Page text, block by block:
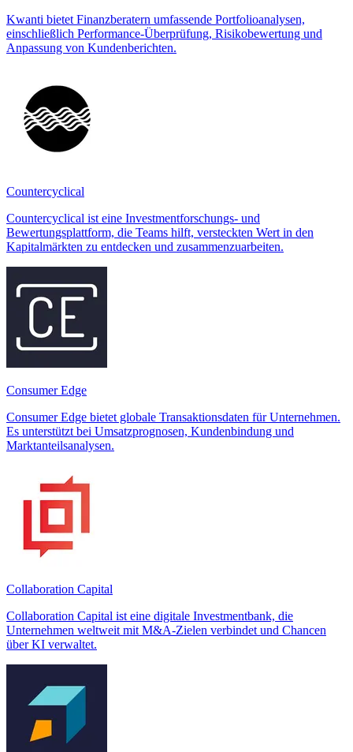
Kwanti bietet Finanzberatern umfassende Portfolioanalysen,
einschließlich Performance-Überprüfung, Risikobewertung und
Anpassung von Kundenberichten.
Countercyclical
Countercyclical ist eine Investmentforschungs- und
Bewertungsplattform, die Teams hilft, versteckten Wert in den
Kapitalmärkten zu entdecken und zusammenzuarbeiten.
Consumer Edge
Consumer Edge bietet globale Transaktionsdaten für Unternehmen.
Es unterstützt bei Umsatzprognosen, Kundenbindung und
Marktanteilsanalysen.
Collaboration Capital
Collaboration Capital ist eine digitale Investmentbank, die
Unternehmen weltweit mit M&A-Zielen verbindet und Chancen
über KI verwaltet.